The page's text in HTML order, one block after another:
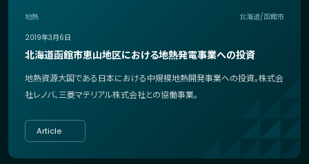
地熱
北海道/函館市
2019年3月6日
北海道函館市恵山地区における地熱発電事業への投資
地熱資源大国である日本における中規模地熱開発事業への投資。株式会
社レノバ、三菱マテリアル株式会社との協働事業。
Article